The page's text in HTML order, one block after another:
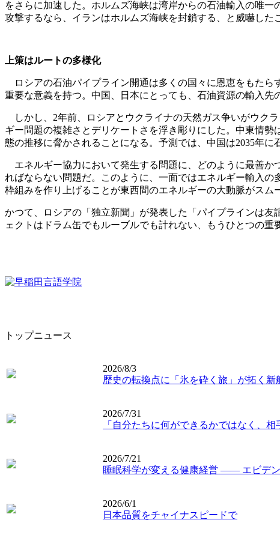
をさらに加速した。ホルムズ海峡は湾岸からの石油輸入の唯
攻撃するなら、イランはホルムズ海峡を封鎖する、と威嚇した
上策はルートの多様化
ロシアの石油パイプライン開通は多くの国々に恩恵をもたら
重要な意義を持つ。中国、日本にとっても、石油資源の輸入先
しかし、2年前、ロシアとウクライナの天然ガス争いがウク
ギー問題の複雑さとデリケートさを浮き彫りにした。中東情
態の推移に脅かされることになる。予測では、中国は2035年に
エネルギー協力において発生する問題に、どのように最善か
ればならない問題だ。このように、一面ではエネルギー輸入
枠組みを作り上げることが東西間のエネルギーの大動脈がスム
かつて、ロシアの「独立新聞」が発表した「パイプラインは
ェクトはドラム缶でもルーブルでも計れない、もうひとつの
トップニュース
2026/8/3
歴史の転換点に「氷を砕く旅」が拓く新
2026/7/31
「自分たちに何ができるかではなく、相
2026/7/21
睡眠科学が変える健康経営 ―― エビデ
2026/6/1
日本品質をチャイナスピードで